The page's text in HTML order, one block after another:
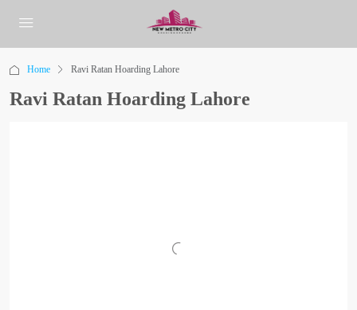
Home Ravi Ratan Hoarding Lahore
Ravi Ratan Hoarding Lahore